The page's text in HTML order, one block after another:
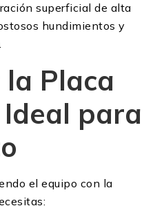
superficial de alta
hundimientos y
Placa
para
el equipo con la